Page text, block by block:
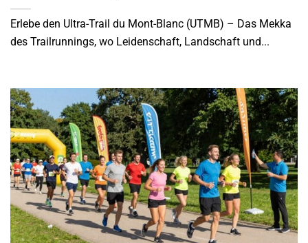
Erlebe den Ultra-Trail du Mont-Blanc (UTMB) – Das Mekka
des Trailrunnings, wo Leidenschaft, Landschaft und...